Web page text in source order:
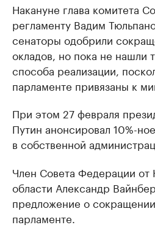
Накануне глава комитета
регламенту Вадим
сенаторы одобрили
окладов, но пока не нашли
способа реализации,
парламенте привязаны к
При этом 27 февраля
Путин анонсировал 10%-
в собственной
Член Совета Федерации от
области Александр
предложение о
парламенте.